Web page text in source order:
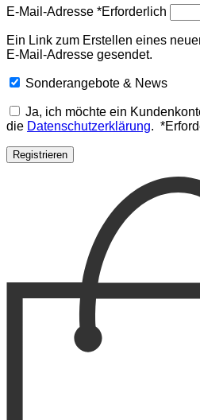
E-Mail-Adresse *Erforderlich
Ein Link zum Erstellen eines
E-Mail-Adresse gesendet.
Sonderangebote & News
Ja, ich möchte ein
die Datenschutzerklärung. *
Registrieren